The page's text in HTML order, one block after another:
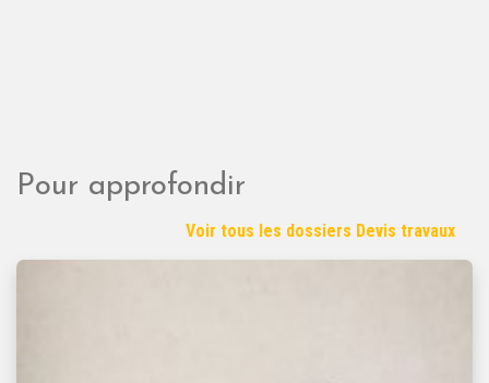
Pour approfondir
Voir tous les dossiers Devis travaux